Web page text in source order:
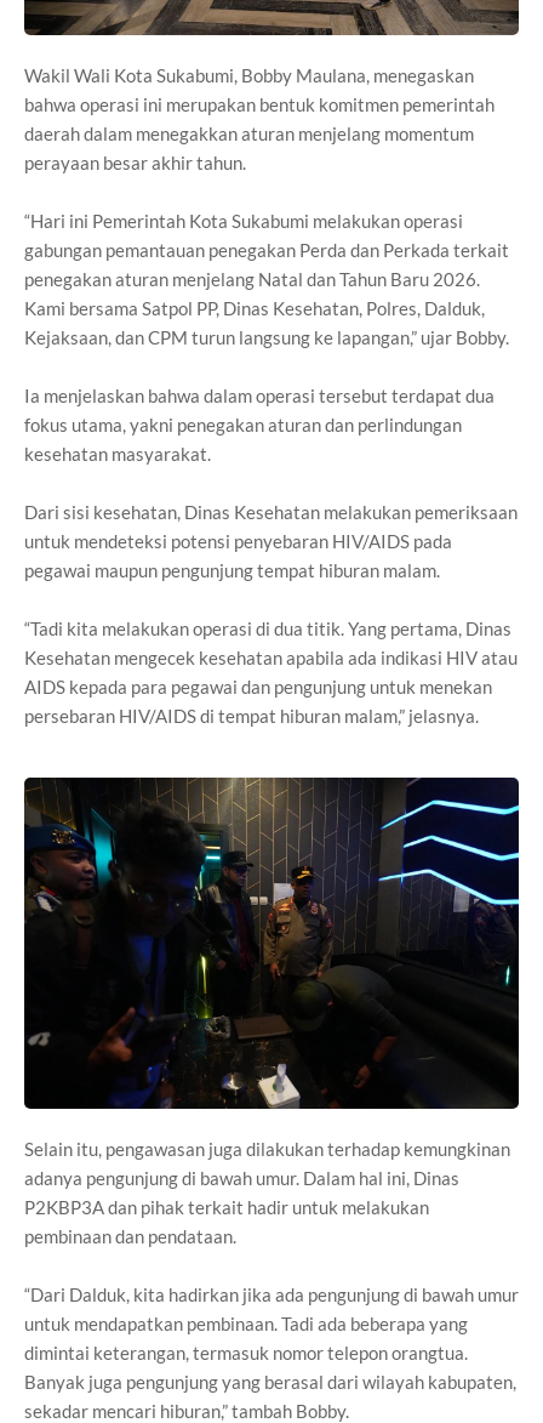
Wakil Wali Kota Sukabumi, Bobby Maulana, menegaskan
bahwa operasi ini merupakan bentuk komitmen pemerintah
daerah dalam menegakkan aturan menjelang momentum
perayaan besar akhir tahun.
“Hari ini Pemerintah Kota Sukabumi melakukan operasi
gabungan pemantauan penegakan Perda dan Perkada terkait
penegakan aturan menjelang Natal dan Tahun Baru 2026.
Kami bersama Satpol PP, Dinas Kesehatan, Polres, Dalduk,
Kejaksaan, dan CPM turun langsung ke lapangan,” ujar Bobby.
Ia menjelaskan bahwa dalam operasi tersebut terdapat dua
fokus utama, yakni penegakan aturan dan perlindungan
kesehatan masyarakat.
Dari sisi kesehatan, Dinas Kesehatan melakukan pemeriksaan
untuk mendeteksi potensi penyebaran HIV/AIDS pada
pegawai maupun pengunjung tempat hiburan malam.
“Tadi kita melakukan operasi di dua titik. Yang pertama, Dinas
Kesehatan mengecek kesehatan apabila ada indikasi HIV atau
AIDS kepada para pegawai dan pengunjung untuk menekan
persebaran HIV/AIDS di tempat hiburan malam,” jelasnya.
Selain itu, pengawasan juga dilakukan terhadap kemungkinan
adanya pengunjung di bawah umur. Dalam hal ini, Dinas
P2KBP3A dan pihak terkait hadir untuk melakukan
pembinaan dan pendataan.
“Dari Dalduk, kita hadirkan jika ada pengunjung di bawah umur
untuk mendapatkan pembinaan. Tadi ada beberapa yang
dimintai keterangan, termasuk nomor telepon orangtua.
Banyak juga pengunjung yang berasal dari wilayah kabupaten,
sekadar mencari hiburan,” tambah Bobby.